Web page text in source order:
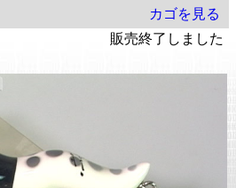
カゴを見る
販売終了しました